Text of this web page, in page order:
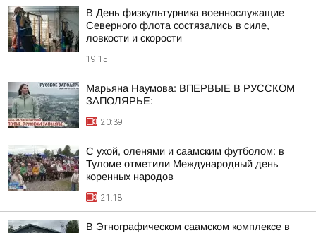
В День физкультурника военнослужащие
Северного флота состязались в силе,
ловкости и скорости
19:15
Марьяна Наумова: ВПЕРВЫЕ В РУССКОМ
ЗАПОЛЯРЬЕ:
20:39
С ухой, оленями и саамским футболом: в
Туломе отметили Международный день
коренных народов
21:18
В Этнографическом саамском комплексе в